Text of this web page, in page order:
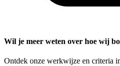
Wil je meer weten over hoe wij
Ontdek onze werkwijze en criteria